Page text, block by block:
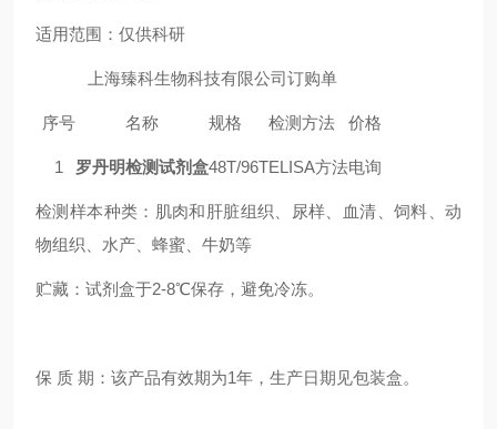
适用范围：仅供科研
上海臻科生物科技有限公司订购单
序号 名称 规格 检测方法 价格
1 罗丹明检测试剂盒48T/96TELISA方法电询
检测样本种类：肌肉和肝脏组织、尿样、血清、饲料
动
物组织
水产 蜂蜜 牛奶等
贮藏：试剂盒于2-8℃保存，避免冷冻。
保 质 期：该产品有效期为1年，生产日期见包装盒。